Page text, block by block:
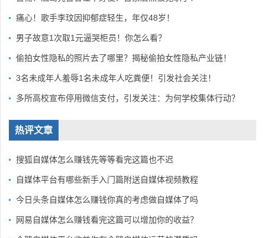
痛心！歌手李玟因抑郁症轻生，年仅48岁！
男子故意1次取1元逼哭柜员！你怎么看？
偷拍女性隐私的照片去了哪里？揭秘偷拍女性隐私产业链！
3名未成年人羞辱1名未成年人吃粪便！引发社会关注！
多所高校宣布停用微信支付，引发关注：为何学校集体行动？
热评文章
搜狐自媒体怎么赚钱先等等看完这篇也不迟
自媒体平台有哪些新手入门篇附送自媒体视频教程
今日头条自媒体怎么赚钱你真的考虑做自媒体了吗
网易自媒体怎么赚钱看完这篇可以增加你的收益？